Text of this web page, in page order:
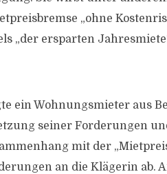
„ohne
„der ersparten
ein Wohnungsmieter aus
seiner Forderungen
mit der
an die Klägerin ab.